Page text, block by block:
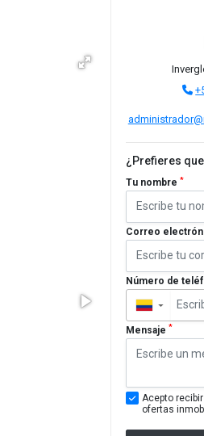
¿Prefieres
Tu nombre *
Correo
Número de
▼
Mensaje *
Acepto
ofertas